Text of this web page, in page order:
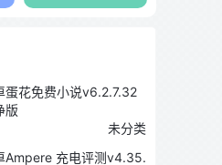
蛋花免费小说v6.2.7.32
版
未分类
Ampere 充电评测v4.35.